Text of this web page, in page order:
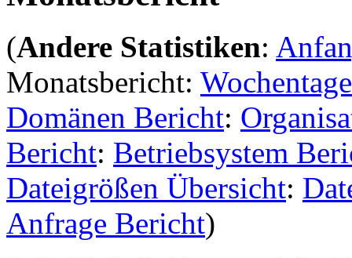
(Andere Statistiken:
Monatsbericht:
Domänen Bericht:
Bericht: Betriebsystem
Dateigrößen Übersicht:
Anfrage Bericht)